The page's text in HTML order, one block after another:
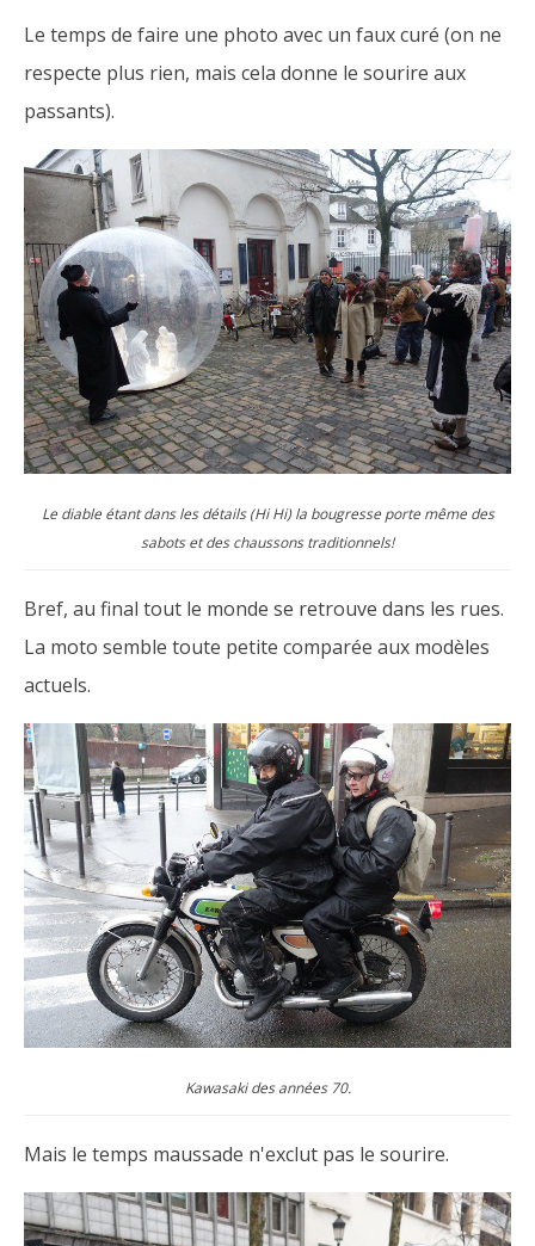
Le temps de faire une photo avec un faux curé (on ne
respecte plus rien, mais cela donne le sourire aux
passants).
Le diable étant dans les détails (Hi Hi) la bougresse porte même des
sabots et des chaussons traditionnels!
Bref, au final tout le monde se retrouve dans les rues.
La moto semble toute petite comparée aux modèles
actuels.
Kawasaki des années 70.
Mais le temps maussade n'exclut pas le sourire.